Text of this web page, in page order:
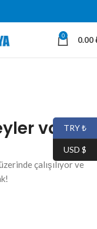
0 0.00
var
çalışılıyor ve
TRY ₺
USD $